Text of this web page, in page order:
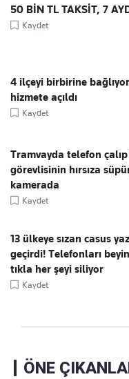
50 BİN TL TAKSİT, 7
Kaydet
4 ilçeyi birbirine
hizmete açıldı
Kaydet
Tramvayda telefon
görevlisinin hırsıza
kamerada
Kaydet
13 ülkeye sızan casus
geçirdi! Telefonları
tıkla her şeyi siliyor
Kaydet
ÖNE